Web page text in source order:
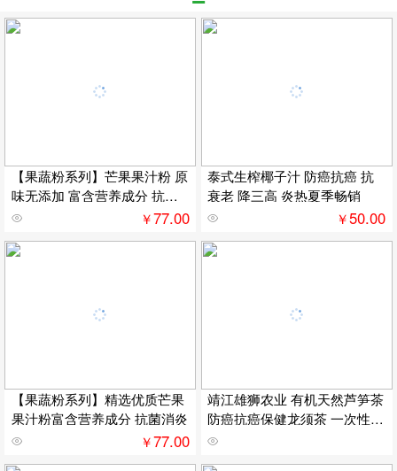
【果蔬粉系列】芒果果汁粉 原
味无添加 富含营养成分 抗菌
消炎
￥77.00
泰式生榨椰子汁 防癌抗癌 抗
衰老 降三高 炎热夏季畅销
￥50.00
【果蔬粉系列】精选优质芒果
果汁粉富含营养成分 抗菌消炎
￥77.00
靖江雄狮农业 有机天然芦笋茶
防癌抗癌保健龙须茶 一次性茶
包